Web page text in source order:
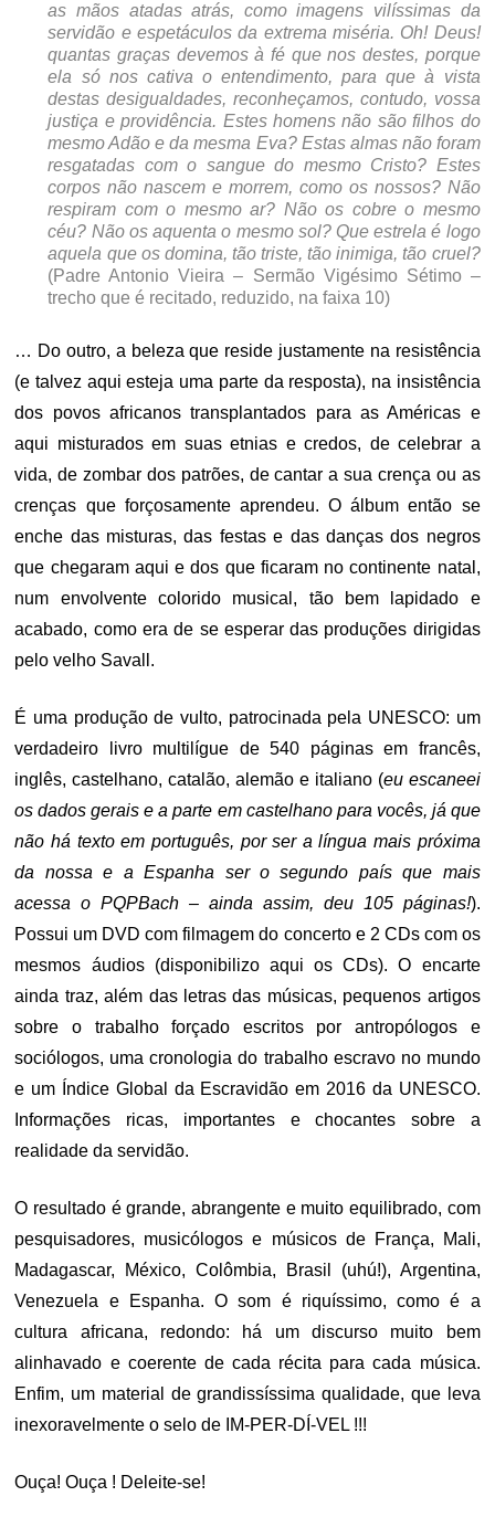
as mãos atadas atrás, como imagens vilíssimas da
servidão e espetáculos da extrema miséria. Oh! Deus!
quantas graças devemos à fé que nos destes, porque
ela só nos cativa o entendimento, para que à vista
destas desigualdades, reconheçamos, contudo, vossa
justiça e providência. Estes homens não são filhos do
mesmo Adão e da mesma Eva? Estas almas não foram
resgatadas com o sangue do mesmo Cristo? Estes
corpos não nascem e morrem, como os nossos? Não
respiram com o mesmo ar? Não os cobre o mesmo
céu? Não os aquenta o mesmo sol? Que estrela é logo
aquela que os domina, tão triste, tão inimiga, tão cruel?
(Padre Antonio Vieira – Sermão Vigésimo Sétimo –
trecho que é recitado, reduzido, na faixa 10)
… Do outro, a beleza que reside justamente na resistência
(e talvez aqui esteja uma parte da resposta), na insistência
dos povos africanos transplantados para as Américas e
aqui misturados em suas etnias e credos, de celebrar a
vida, de zombar dos patrões, de cantar a sua crença ou as
crenças que forçosamente aprendeu. O álbum então se
enche das misturas, das festas e das danças dos negros
que chegaram aqui e dos que ficaram no continente natal,
num envolvente colorido musical, tão bem lapidado e
acabado, como era de se esperar das produções dirigidas
pelo velho Savall.
É uma produção de vulto, patrocinada pela UNESCO: um
verdadeiro livro multilígue de 540 páginas em francês,
inglês, castelhano, catalão, alemão e italiano (eu escaneei
os dados gerais e a parte em castelhano para vocês, já que
não há texto em português, por ser a língua mais próxima
da nossa e a Espanha ser o segundo país que mais
acessa o PQPBach – ainda assim, deu 105 páginas!).
Possui um DVD com filmagem do concerto e 2 CDs com os
mesmos áudios (disponibilizo aqui os CDs). O encarte
ainda traz, além das letras das músicas, pequenos artigos
sobre o trabalho forçado escritos por antropólogos e
sociólogos, uma cronologia do trabalho escravo no mundo
e um Índice Global da Escravidão em 2016 da UNESCO.
Informações ricas, importantes e chocantes sobre a
realidade da servidão.
O resultado é grande, abrangente e muito equilibrado, com
pesquisadores, musicólogos e músicos de França, Mali,
Madagascar, México, Colômbia, Brasil (uhú!), Argentina,
Venezuela e Espanha. O som é riquíssimo, como é a
cultura africana, redondo: há um discurso muito bem
alinhavado e coerente de cada récita para cada música.
Enfim, um material de grandissíssima qualidade, que leva
inexoravelmente o selo de IM-PER-DÍ-VEL !!!
Ouça! Ouça ! Deleite-se!